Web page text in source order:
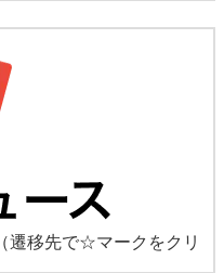
（遷移先で☆マークをクリ